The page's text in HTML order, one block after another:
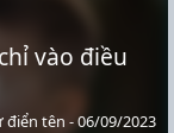
vào điều
điển tên - 06/09/2023